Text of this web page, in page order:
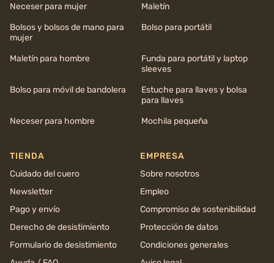
Neceser para mujer
Maletín
Bolsos y bolsos de mano para
mujer
Bolso para portátil
Maletín para hombre
Funda para portátil y laptop
sleeves
Bolso para móvil de bandolera
Estuche para llaves y bolsa
para llaves
Neceser para hombre
Mochila pequeña
TIENDA
Cuidado del cuero
Newsletter
Pago y envío
Derecho de desistimiento
Formulario de desistimiento
EMPRESA
Sobre nosotros
Empleo
Compromiso de sostenibilidad
Protección de datos
Condiciones generales